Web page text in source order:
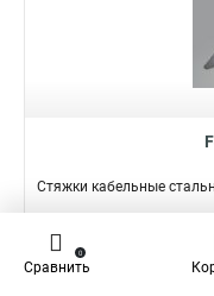
Стяжки кабельные
Подробнее
Наличие:
Сравнить
0